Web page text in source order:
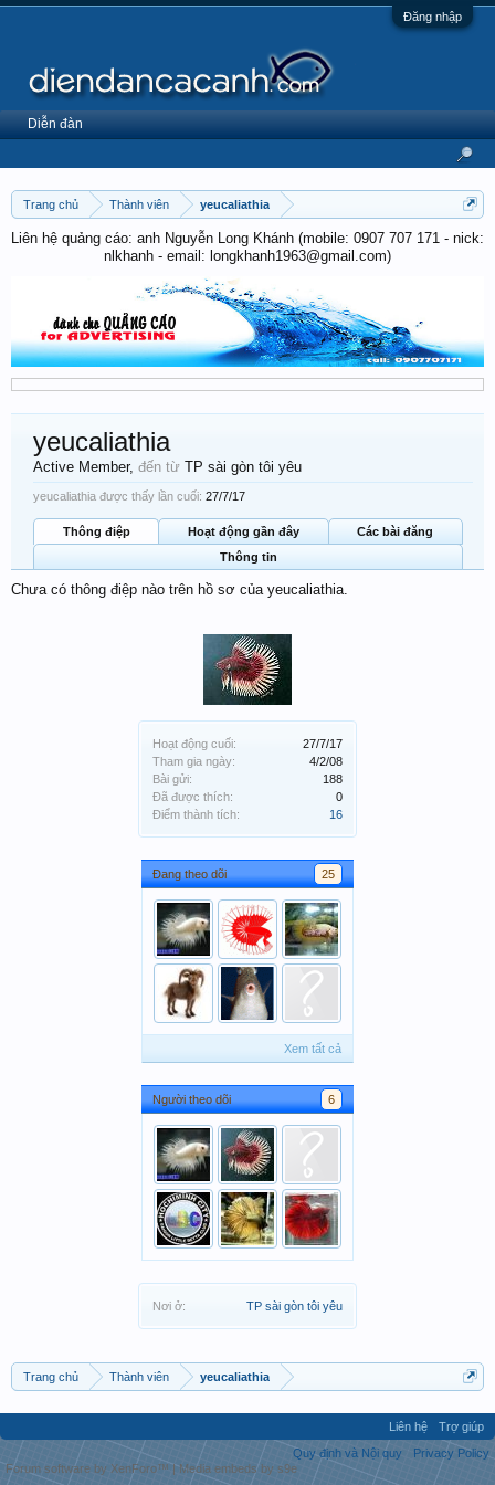
Đăng nhập
Trang chủ Thành viên yeucaliathia
Liên hệ quảng cáo: anh Nguyễn Long Khánh (mobile: 0907 707 171 - nick:
nlkhanh - email: longkhanh1963@gmail.com)
Hoạt động cuối:
27/7/17
Tham gia ngày:
4/2/08
Bài gửi:
188
Đã được thích:
0
Điểm thành tích:
16
Đang theo dõi 25
Xem tất cả
Người theo dõi 6
Nơi ở: TP sài gòn tôi yêu
yeucaliathia
Active Member, đến từ TP sài gòn tôi yêu
yeucaliathia được thấy lần cuối: 27/7/17
Thông điệp Hoạt động gần đây
Các bài đăng
Thông tin
Chưa có thông điệp nào trên hồ sơ của yeucaliathia.
Trang chủ Thành viên yeucaliathia
Diễn đàn
Liên hệ
Trợ giúp
Quy định và Nội quy
Privacy Policy
Forum software by XenForo™ | Media embeds by s9e